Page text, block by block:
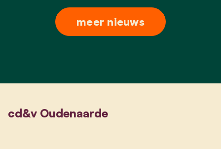
meer nieuws
cd&v Oudenaarde